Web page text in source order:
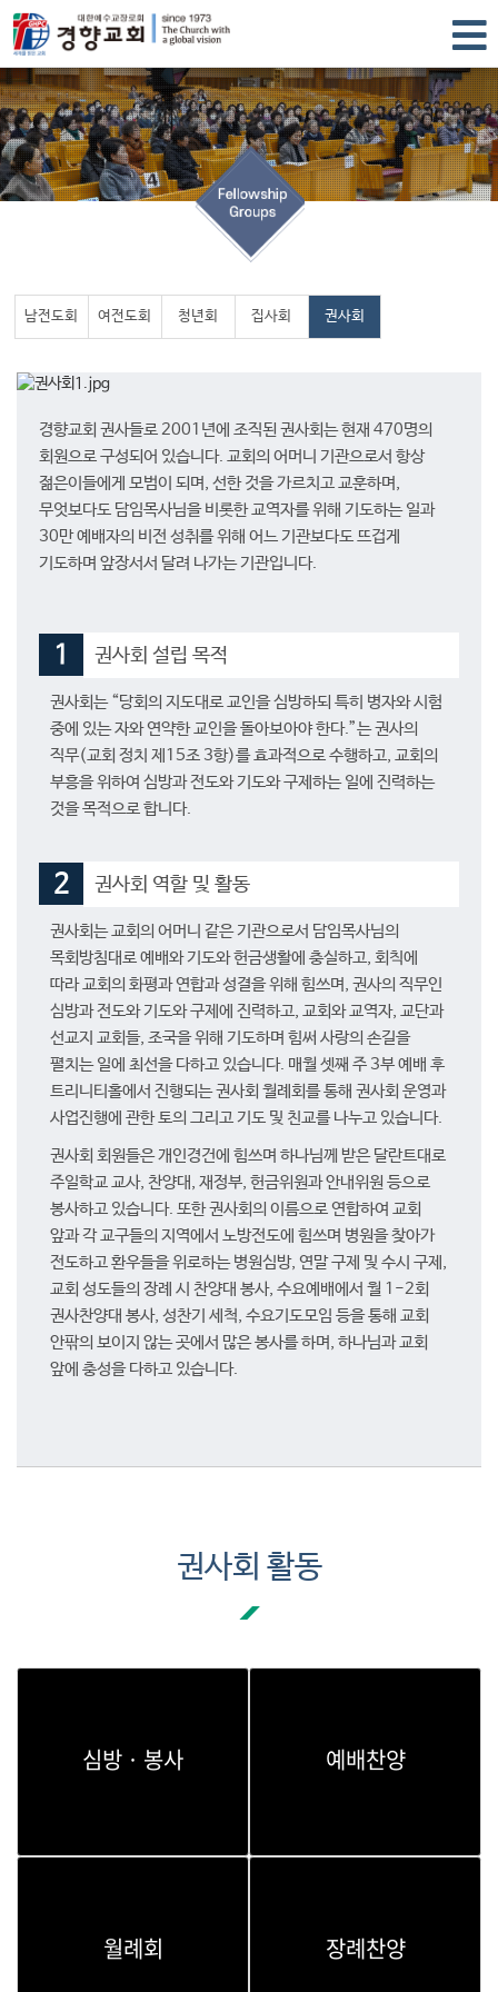
남전도회 여전도회 청년회 집사회 권사회
경향교회 권사들로 2001년에 조직된 권사회는 현재 470명의
회원으로 구성되어 있습니다. 교회의 어머니 기관으로서 항상
젊은이들에게 모범이 되며, 선한 것을 가르치고 교훈하며,
무엇보다도 담임목사님을 비롯한 교역자를 위해 기도하는 일과
30만 예배자의 비전 성취를 위해 어느 기관보다도 뜨겁게
기도하며 앞장서서 달려 나가는 기관입니다.
1 권사회 설립 목적
권사회는 “당회의 지도대로 교인을 심방하되 특히 병자와 시험
중에 있는 자와 연약한 교인을 돌아보아야 한다.”는 권사의
직무(교회 정치 제15조 3항)를 효과적으로 수행하고, 교회의
부흥을 위하여 심방과 전도와 기도와 구제하는 일에 진력하는
것을 목적으로 합니다.
2 권사회 역할 및 활동
권사회는 교회의 어머니 같은 기관으로서 담임목사님의
목회방침대로 예배와 기도와 헌금생활에 충실하고, 회칙에
따라 교회의 화평과 연합과 성결을 위해 힘쓰며, 권사의 직무인
심방과 전도와 기도와 구제에 진력하고, 교회와 교역자, 교단과
선교지 교회들, 조국을 위해 기도하며 힘써 사랑의 손길을
펼치는 일에 최선을 다하고 있습니다. 매월 셋째 주 3부 예배 후
트리니티홀에서 진행되는 권사회 월례회를 통해 권사회 운영과
사업진행에 관한 토의 그리고 기도 및 친교를 나누고 있습니다.
권사회 회원들은 개인경건에 힘쓰며 하나님께 받은 달란트대로
주일학교 교사, 찬양대, 재정부, 헌금위원과 안내위원 등으로
봉사하고 있습니다. 또한 권사회의 이름으로 연합하여 교회
앞과 각 교구들의 지역에서 노방전도에 힘쓰며 병원을 찾아가
전도하고 환우들을 위로하는 병원심방, 연말 구제 및 수시 구제,
교회 성도들의 장례 시 찬양대 봉사, 수요예배에서 월 1-2회
권사찬양대 봉사, 성찬기 세척, 수요기도모임 등을 통해 교회
안팎의 보이지 않는 곳에서 많은 봉사를 하며, 하나님과 교회
앞에 충성을 다하고 있습니다.
권사회 활동
심방 · 봉사 예배찬양
월례회 장례찬양